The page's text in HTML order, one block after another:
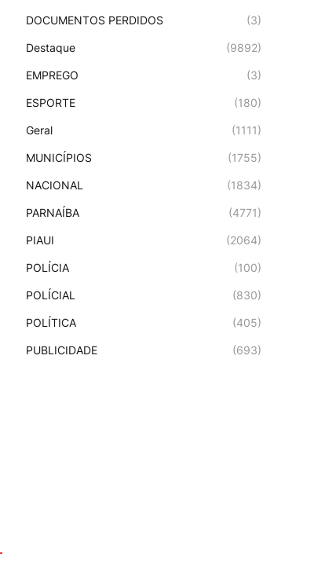
DOCUMENTOS PERDIDOS (3)
Destaque (9892)
EMPREGO (3)
ESPORTE (180)
Geral (1111)
MUNICÍPIOS (1755)
NACIONAL (1834)
PARNAÍBA (4771)
PIAUI (2064)
POLÍCIA (100)
POLÍCIAL (830)
POLÍTICA (405)
PUBLICIDADE (693)